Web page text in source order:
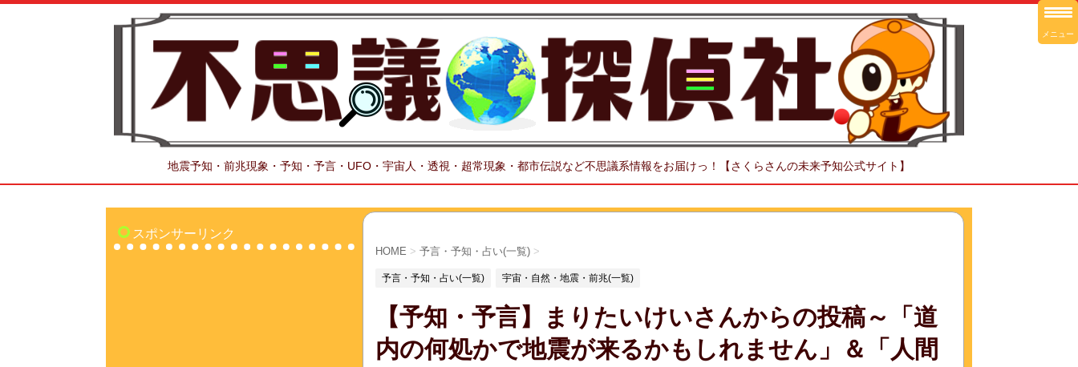
地震予知・前兆現象・予知・予言・UFO・宇宙人・透視・超常現象・都市伝説など不思議系情報をお届けっ！【さくらさんの未来予知公式サイト】
HOME > 予言・予知・占い(一覧) >
予言・予知・占い(一覧) 宇宙・自然・地震・前兆(一覧)
【予知・予言】まりたいけいさんからの投稿～「道
内の何処かで地震が来るかもしれません」＆「人間
スポンサーリンク
メニュー